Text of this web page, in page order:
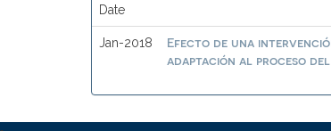
Date
Jan-2018
Efecto de una
adaptación al proceso